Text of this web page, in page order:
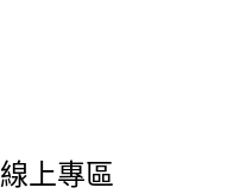
線上專區